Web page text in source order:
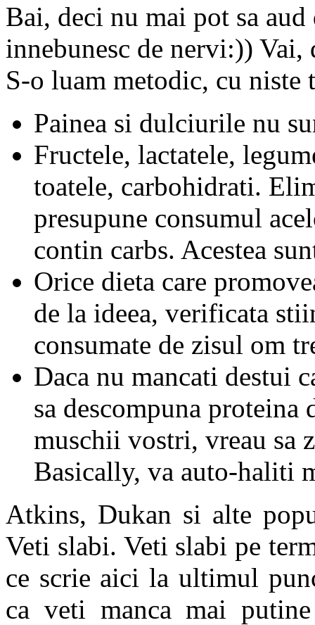
Bai, deci nu mai pot sa
innebunesc de nervi:))
S-o luam metodic, cu
Painea si dulciurile nu
Fructele, lactatele,
toatele, carbohidrati.
presupune consumul
contin carbs. Acestea
Orice dieta care
de la ideea, verificata
consumate de zisul om
Daca nu mancati destui
sa descompuna proteina
muschii vostri, vreau sa
Basically, va auto-haliti
Atkins, Dukan si alte
Veti slabi. Veti slabi pe
ce scrie aici la ultimul
ca veti manca mai